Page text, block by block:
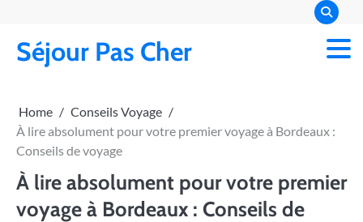
content
Séjour Pas Cher
Home
Conseils Voyage
À lire absolument pour votre premier voyage à Bordeaux :
Conseils de voyage
À lire absolument pour votre premier
voyage à Bordeaux : Conseils de